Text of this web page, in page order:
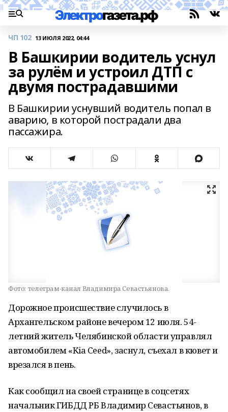
ЧП 102 13 ИЮЛЯ 2022, 04:44
В Башкирии водитель уснул
за рулём и устроил ДТП с
двумя пострадавшими
В Башкирии уснувший водитель попал в
аварию, в которой пострадали два
пассажира.
Фото: телеграм-канал Владимира Севастьянова.
Дорожное происшествие случилось в
Архангельском районе вечером 12 июля. 54-
летний житель Челябинской области управлял
автомобилем «Kia Ceed», заснул, съехал в кювет и
врезался в пень.
Как сообщил на своей странице в соцсетях
начальник ГИБДД РБ Владимир Севастьянов, в